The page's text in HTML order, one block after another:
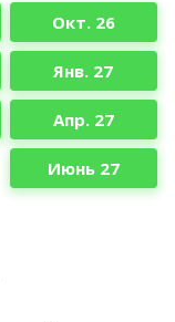
Окт. 26
Янв. 27
Апр. 27
Июнь 27